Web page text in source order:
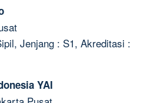
Jenjang : S1, Akreditasi :
YAI